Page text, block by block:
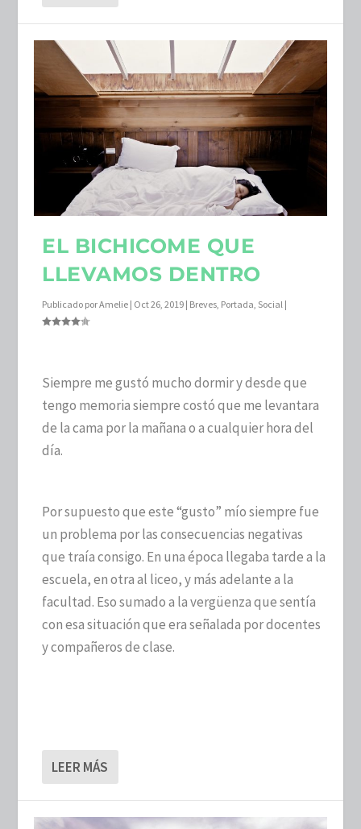
EL BICHICOME QUE
LLEVAMOS DENTRO
Publicado porAmelie | Oct 26, 2019 | Breves, Portada, Social |
Siempre me gustó mucho dormir y desde que
tengo memoria siempre costó que me levantara
de la cama por la mañana o a cualquier hora del
día.
Por supuesto que este “gusto” mío siempre fue
un problema por las consecuencias negativas
que traía consigo. En una época llegaba tarde a la
escuela, en otra al liceo, y más adelante a la
facultad. Eso sumado a la vergüenza que sentía
con esa situación que era señalada por docentes
y compañeros de clase.
LEER MÁS